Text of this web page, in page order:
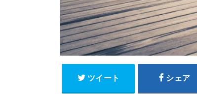
ツイート シェア